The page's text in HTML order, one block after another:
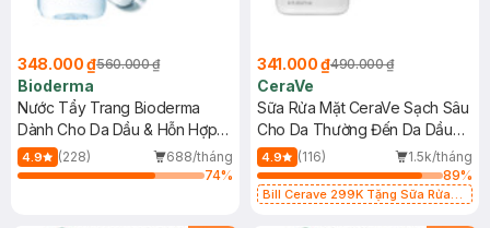
348.000 ₫560.000 ₫
Bioderma
Nước Tẩy Trang Bioderma
Dành Cho Da Dầu & Hỗn Hợp
500ml
4.9 (228)
688/tháng
74%
341.000 ₫490.000 ₫
CeraVe
Sữa Rửa Mặt CeraVe Sạch Sâu
Cho Da Thường Đến Da Dầu
473ml
4.9 (116)
1.5k/tháng
89%
Bill Cerave 299K Tặng Sữa Rửa